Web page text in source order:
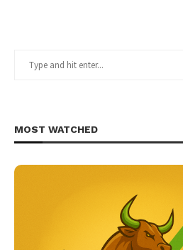
MOST WATCHED